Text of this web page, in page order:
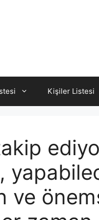
Kişiler Listesi
ve